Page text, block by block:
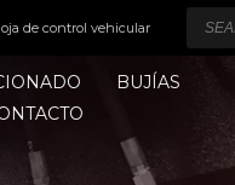
de control vehicular
BUJÍAS